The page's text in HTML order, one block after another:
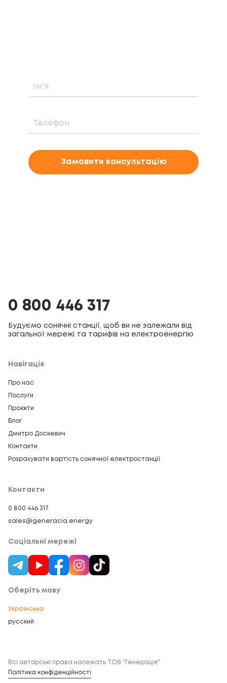
Замовити консультацію
0 800 446 317
Будуємо сонячні станції, щоб ви не залежали від
загальної мережі та тарифів на електроенергію
Навігація
Про нас
Послуги
Проєкти
Блог
Дмитро Доскевич
Контакти
Розрахувати вартість сонячної електростанції
Контакти
0 800 446 317
sales@generacia.energy
Соціальні мережі
Оберіть мову
Українська
русский
Всі авторські права належать ТОВ "Генерація"
Політика конфіденційності